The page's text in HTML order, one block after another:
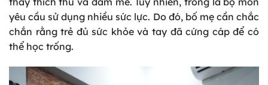
yêu cầu sử dụng nhiều sức lực. Do đó, bố mẹ cần chắc
chắn rằng trẻ đủ sức khỏe và tay đã cứng cáp để có
thể học trống.